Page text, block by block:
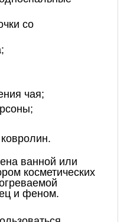
со
чая;
ванной или
косметических
и феном.